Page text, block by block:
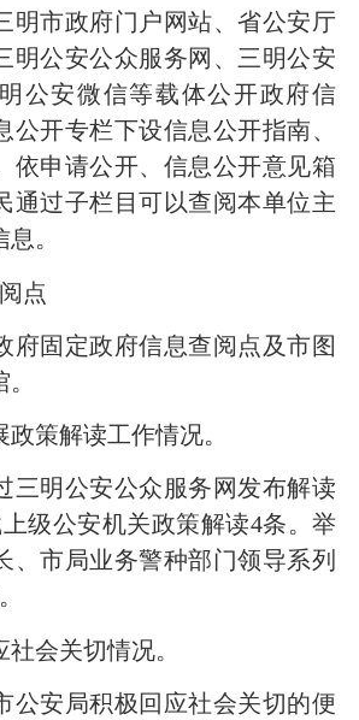
明市政府门户网站、省公安厅
明公安公众服务网、三明公安
公安微信等载体公开政府信
公开专栏下设信息公开指南、
依申请公开、信息公开意见箱
通过子栏目可以查阅本单位主
。
点
府固定政府信息查阅点及市图
策解读工作情况。
明公安公众服务网发布解读
级公安机关政策解读4条。举
、市局业务警种部门领导系列
会关切情况。
安局积极回应社会关切的便